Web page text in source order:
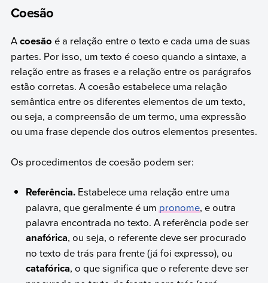
Coesão
Acoesão é a relação entre o texto e cada uma de suas
partes. Por isso, um texto é coeso quando a sintaxe, a
relação entre as frases e a relação entre os parágrafos
estão corretas. A coesão estabelece uma relação
semântica entre os diferentes elementos de um texto,
ou seja, a compreensão de um termo, uma expressão
ou uma frase depende dos outros elementos presentes.
Os procedimentos de coesão podem ser:
Referência. Estabelece uma relação entre uma
palavra, que geralmente é umpronome, e outra
palavra encontrada no texto. A referência pode ser
anafórica, ou seja, o referente deve ser procurado
no texto de trás para frente (já foi expresso), ou
catafórica, o que significa que o referente deve ser